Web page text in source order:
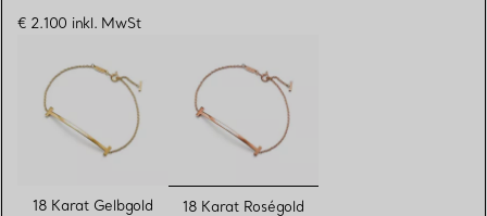
€ 2.100 inkl. MwSt
18 Karat Gelbgold ausgewählt
18 Karat Roségold